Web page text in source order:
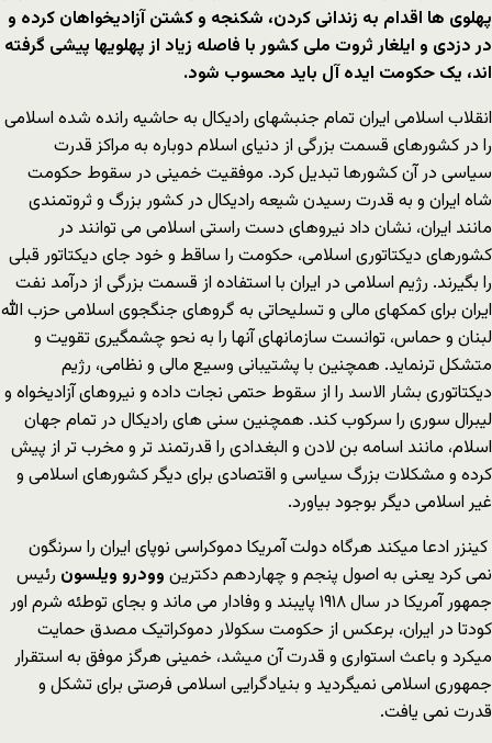
پهلوی ها اقدام به زندانی کردن، شکنجه و کشتن آزادیخواهان کرده و
در دزدی و ایلغار ثروت ملی کشور با فاصله زیاد از پهلویها پیشی گرفته
اند، یک حکومت ایده آل باید محسوب شود.
انقلاب اسلامی ایران تمام جنبشهای رادیکال به حاشیه رانده شده اسلامی
را در کشورهای قسمت بزرگی از دنیای اسلام دوباره به مراکز قدرت
سیاسی در آن کشورها تبدیل کرد. موفقیت خمینی در سقوط حکومت
شاه ایران و به قدرت رسیدن شیعه رادیکال در کشور بزرگ و ثروتمندی
مانند ایران، نشان داد نیروهای دست راستی اسلامی می توانند در
کشورهای دیکتاتوری اسلامی، حکومت را ساقط و خود جای دیکتاتور قبلی
را بگیرند. رژیم اسلامی در ایران با استفاده از قسمت بزرگی از درآمد نفت
ایران برای کمکهای مالی و تسلیحاتی به گروهای جنگجوی اسلامی حزب الله
لبنان و حماس، توانست سازمانهای آنها را به نحو چشمگیری تقویت و
متشکل ترنماید. همچنین با پشتیبانی وسیع مالی و نظامی، رژیم
دیکتاتوری بشار الاسد را از سقوط حتمی نجات داده و نیروهای آزادیخواه و
لیبرال سوری را سرکوب کند. همچنین سنی های رادیکال در تمام جهان
اسلام، مانند اسامه بن لادن و البغدادی را قدرتمند تر و مخرب تر از پیش
کرده و مشکلات بزرگ سیاسی و اقتصادی برای دیگر کشورهای اسلامی و
غیر اسلامی دیگر بوجود بیاورد.
کینزر ادعا میکند هرگاه دولت آمریکا دموکراسی نوپای ایران را سرنگون
نمی کرد یعنی به اصول پنجم و چهاردهم دکترین وودرو ویلسون رئیس
جمهور آمریکا در سال ۱۹۱۸ پایبند و وفادار می ماند و بجای توطئه شرم اور
کودتا در ایران، برعکس از حکومت سکولار دموکراتیک مصدق حمایت
میکرد و باعث استواری و قدرت آن میشد، خمینی هرگز موفق به استقرار
جمهوری اسلامی نمیگردید و بنیادگرایی اسلامی فرصتی برای تشکل و
قدرت نمی یافت.